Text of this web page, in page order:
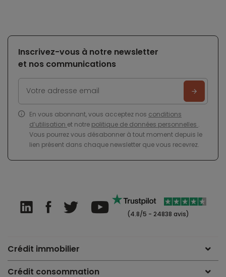
Inscrivez-vous à notre newsletter
et nos communications
En vous abonnant, vous acceptez nos conditions
d’utilisation et notre politique de données personnelles .
Vous pourrez vous désabonner à tout moment depuis le
lien présent dans chaque newsletter que vous recevrez.
(4.8/5 - 24838 avis)
Crédit immobilier
Crédit consommation